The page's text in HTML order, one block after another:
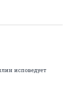
исповедует